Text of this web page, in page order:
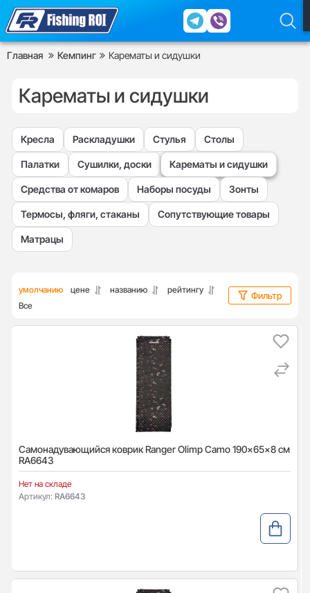
Главная Кемпинг Карематы и сидушки
Карематы и сидушки
Кресла Раскладушки Стулья Столы
Палатки Сушилки, доски Карематы и сидушки
Средства от комаров Наборы посуды Зонты
Термосы, фляги, стаканы Сопутствующие товары
Матрацы
умолчанию цене названию
рейтингу
Все
Фильтр
Самонадувающийся коврик Ranger Оlimp Camo 190x65x8 см
RA6643
Нет на складе
Артикул: RA6643